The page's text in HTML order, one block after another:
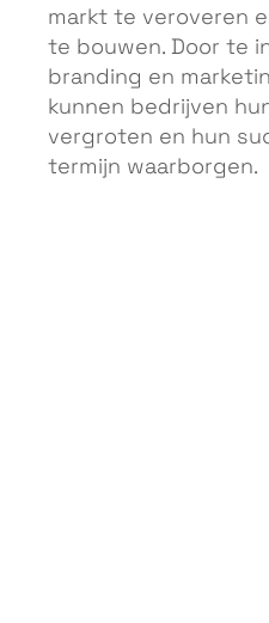
markt te veroveren
te bouwen. Door te
branding en
kunnen bedrijven
vergroten en hun
termijn waarborgen.